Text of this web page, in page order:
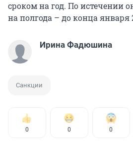
сроком на год. По истечении
на полгода – до конца января
Ирина Фадюшина
Санкции
0 0 0